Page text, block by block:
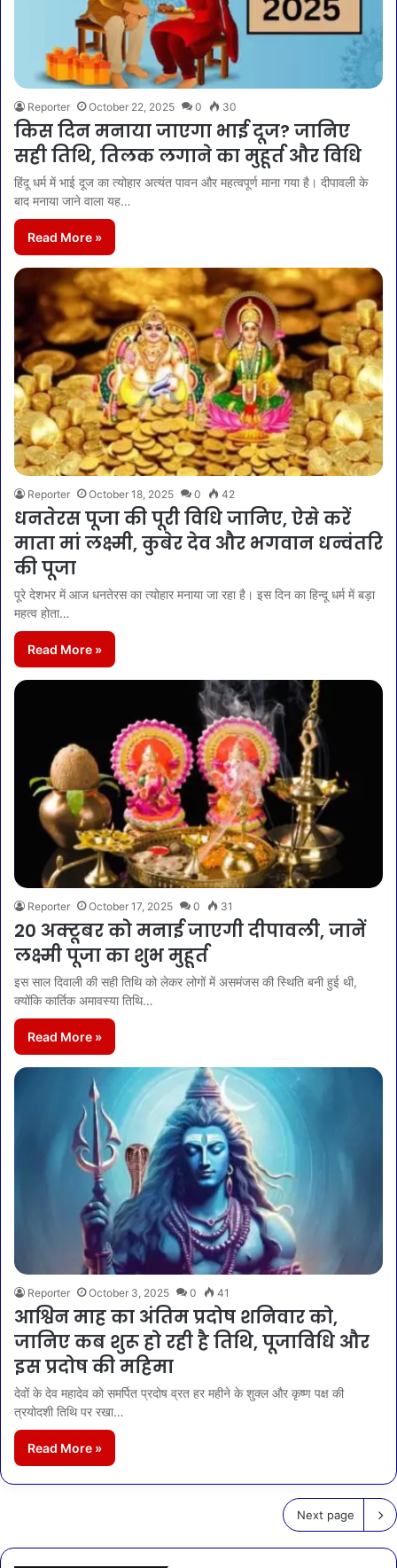
Reporter October 22, 2025 0 30
किस दिन मनाया जाएगा भाई दूज? जानिए
सही तिथि, तिलक लगाने का मुहूर्त और विधि
हिंदू धर्म में भाई दूज का त्योहार अत्यंत पावन और महत्वपूर्ण माना गया है। दीपावली के
बाद मनाया जाने वाला यह…
Read More »
Reporter October 18, 2025 0 42
धनतेरस पूजा की पूरी विधि जानिए, ऐसे करें
माता मां लक्ष्मी, कुबेर देव और भगवान धन्वंतरि
की पूजा
पूरे देशभर में आज धनतेरस का त्योहार मनाया जा रहा है। इस दिन का हिन्दू धर्म में बड़ा
महत्व होता…
Read More »
Reporter October 17, 2025 0 31
20 अक्टूबर को मनाई जाएगी दीपावली, जानें
लक्ष्मी पूजा का शुभ मुहूर्त
इस साल दिवाली की सही तिथि को लेकर लोगों में असमंजस की स्थिति बनी हुई थी,
क्योंकि कार्तिक अमावस्या तिथि…
Read More »
Reporter October 3, 2025 0 41
आश्विन माह का अंतिम प्रदोष शनिवार को,
जानिए कब शुरू हो रही है तिथि, पूजाविधि और
इस प्रदोष की महिमा
देवों के देव महादेव को समर्पित प्रदोष व्रत हर महीने के शुक्ल और कृष्ण पक्ष की
त्रयोदशी तिथि पर रखा…
Read More »
Next page